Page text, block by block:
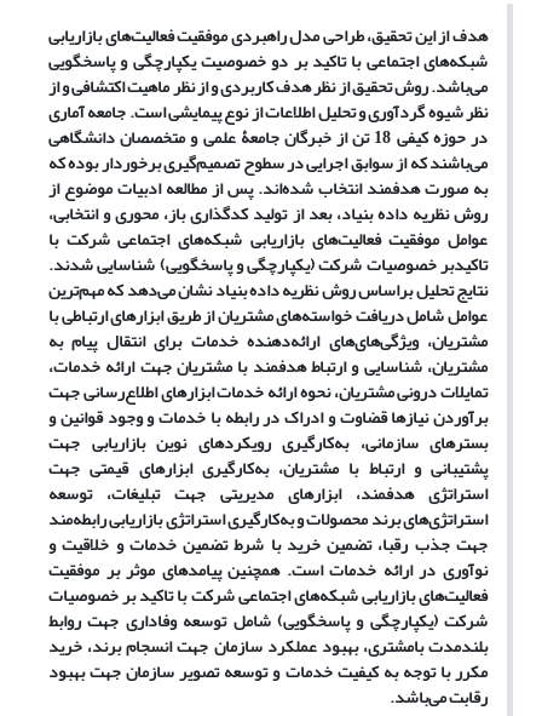
هدف از این تحقیق، طراحی مدل راهبردی موفقیت فعالیتهای بازاریابی
شبکههای اجتماعی با تاکید بر دو خصوصیت یکپارچگی و پاسخگویی
میباشد. روش تحقیق از نظر هدف کاربردی و از نظر ماهیت اکتشافی و از
نظر شیوه گردآوری و تحلیل اطلاعات از نوع پیمایشی است. جامعه آماری
در حوزه کیفی 18 تن از خبرگان جامعۀ علمی و متخصصان دانشگاهی
میباشند که از سوابق اجرایی در سطوح تصمیمگیری برخوردار بوده که
به صورت هدفمند انتخاب شدهاند. پس از مطالعه ادبیات موضوع از
روش نظریه داده بنیاد، بعد از تولید کدگذاری باز، محوری و انتخابی،
عوامل موفقیت فعالیتهای بازاریابی شبکههای اجتماعی شرکت با
تاکیدبر خصوصیات شرکت (یکپارچگی و پاسخگویی) شناسایی شدند.
نتایج تحلیل براساس روش نظریه داده بنیاد نشان میدهد که مهمترین
عوامل شامل دریافت خواستههای مشتریان از طریق ابزارهای ارتباطی با
مشتریان، ویژگیهایهای ارائهدهنده خدمات برای انتقال پیام به
مشتریان، شناسایی و ارتباط هدفمند با مشتریان جهت ارائه خدمات،
تمایلات درونی مشتریان، نحوه ارائه خدمات ابزارهای اطلاعرسانی جهت
برآوردن نیازها قضاوت و ادراک در رابطه با خدمات و وجود قوانین و
بسترهای سازمانی، بهکارگیری رویکردهای نوین بازاریابی جهت
پشتیبانی و ارتباط با مشتریان، بهکارگیری ابزارهای قیمتی جهت
استراتژی هدفمند، ابزارهای مدیریتی جهت تبلیغات، توسعه
استراتژیهای برند محصولات و بهکارگیری استراتژی بازاریابی رابطهمند
جهت جذب رقبا، تضمین خرید با شرط تضمین خدمات و خلاقیت و
نوآوری در ارائه خدمات است. همچنین پیامدهای موثر بر موفقیت
فعالیتهای بازاریابی شبکههای اجتماعی شرکت با تاکید بر خصوصیات
شرکت (یکپارچگی و پاسخگویی) شامل توسعه وفاداری جهت روابط
بلندمدت بامشتری، بهبود عملکرد سازمان جهت انسجام برند، خرید
مکرر با توجه به کیفیت خدمات و توسعه تصویر سازمان جهت بهبود
رقابت میباشد.